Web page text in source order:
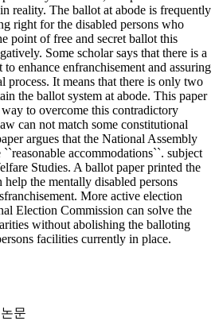
reality. The ballot at abode is frequently
right for the disabled persons who
point of free and secret ballot this
Some scholar says that there is a
enhance enfranchisement and assuring
process. It means that there is only two
the ballot system at abode. This paper
to overcome this contradictory
can not match some constitutional
argues that the National Assembly
accommodations``. subject
Studies. A ballot paper printed the
help the mentally disabled persons
More active election
Election Commission can solve the
without abolishing the balloting
facilities currently in place.
문